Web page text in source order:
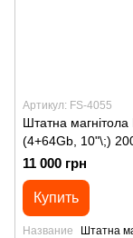
Артикул: FS-4055
Штатна
(4+64Gb, 10"\;)
11 000 грн
Купить
Название
Штатна